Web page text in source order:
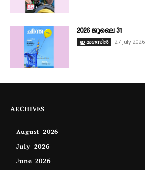
2026 ജൂലൈ 31
ഇ മാഗസിൻ 27 July 2026
ARCHIVES
August 2026
July 2026
June 2026